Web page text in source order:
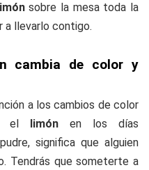
sobre la mesa toda la
a llevarlo contigo.
cambia de color y
a los cambios de color
el limón en los días
significa que alguien
Tendrás que someterte a